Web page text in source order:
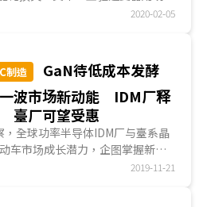
位数百分比增长；车载应用中，在
电椿等需求带动下，DIGITIMES
体材料，在相同续航力下，可减
2020-02-05
制造
GaN待低成本发酵
波市场新动能 IDM厂释
臺厂可望受惠
全球功率半导体IDM厂与臺系晶
车市场成长潜力，企图掌握新一
gap)特性的第
2019-11-21